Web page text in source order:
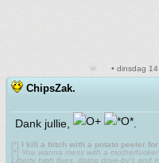
• dinsdag
ChipsZak.
Dank jullie,
[*] I kill a bitch with a potato peeler for
[*] You wanna mess with a
Liberty high fives, doing drive-by’s and